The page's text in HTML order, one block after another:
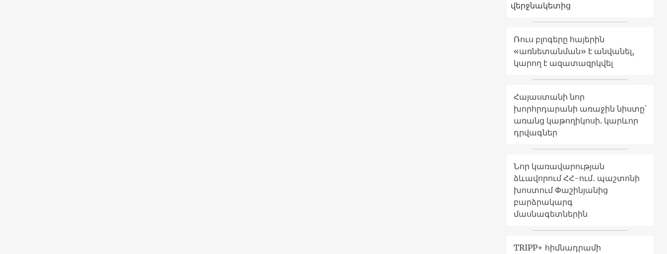
վերջնակետից
Ռուս բլոգերը հայերին
«առնետանման» է անվանել,
կարող է ազատազրկվել
Հայաստանի նոր
խորհրդարանի առաջին նիստը՝
առանց կաթողիկոսի. կարևոր
դրվագներ
Նոր կառավարության
ձևավորում ՀՀ-ում․ պաշտոնի
խոստում Փաշինյանից
բարձրակարգ
մասնագետներին
TRIPP+ հիմնադրամի